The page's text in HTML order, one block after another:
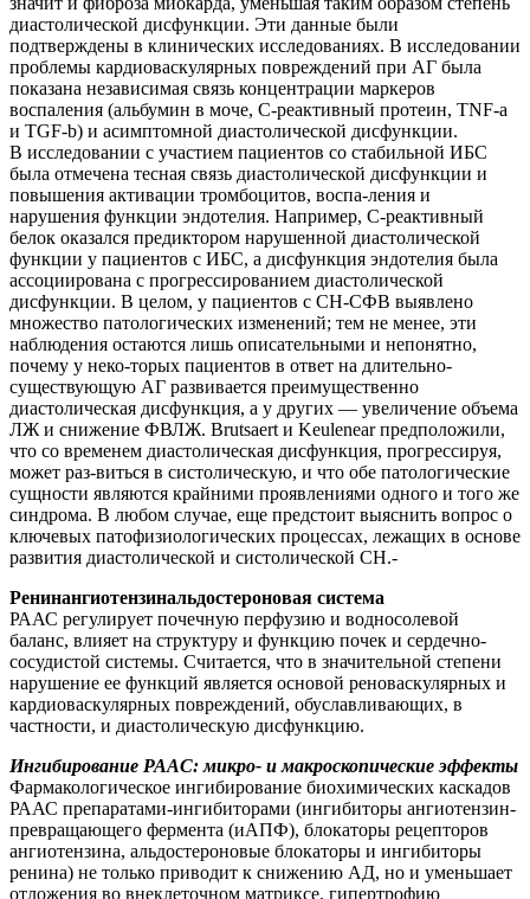
диастолической дисфункции. Эти данные были
подтверждены в клинических исследованиях. В исследовании
проблемы кардиоваскулярных повреждений при АГ была
показана независимая связь концентрации маркеров
воспаления (альбумин в моче, С-реактивный протеин, TNF-a
и TGF-b) и асимптомной диастолической дисфункции.
В исследовании с участием пациентов со стабильной ИБС
была отмечена тесная связь диастолической дисфункции и
повышения активации тромбоцитов, воспа-ления и
нарушения функции эндотелия. Например, С-реактивный
белок оказался предиктором нарушенной диастолической
функции у пациентов с ИБС, а дисфункция эндотелия была
ассоциирована с прогрессированием диастолической
дисфункции. В целом, у пациентов с СН-СФВ выявлено
множество патологических изменений; тем не менее, эти
наблюдения остаются лишь описательными и непонятно,
почему у неко-торых пациентов в ответ на длительно-
существующую АГ развивается преимущественно
диастолическая дисфункция, а у других — увеличение объема
ЛЖ и снижение ФВЛЖ. Brutsaert и Keulenear предположили,
что со временем диастолическая дисфункция, прогрессируя,
может раз-виться в систолическую, и что обе патологические
сущности являются крайними проявлениями одного и того же
синдрома. В любом случае, еще предстоит выяснить вопрос о
ключевых патофизиологических процессах, лежащих в основе
развития диастолической и систолической СН.-
Ренинангиотензинальдостероновая система
РААС регулирует почечную перфузию и водносолевой
баланс, влияет на структуру и функцию почек и сердечно-
сосудистой системы. Считается, что в значительной степени
нарушение ее функций является основой реноваскулярных и
кардиоваскулярных повреждений, обуславливающих, в
частности, и диастолическую дисфункцию.
Ингибирование РААС: микро- и макроскопические эффекты
Фармакологическое ингибирование биохимических каскадов
РААС препаратами-ингибиторами (ингибиторы ангиотензин-
превращающего фермента (иАПФ), блокаторы рецепторов
ангиотензина, альдостероновые блокаторы и ингибиторы
ренина) не только приводит к снижению АД, но и уменьшает
отложения во внеклеточном матриксе, гипертрофию